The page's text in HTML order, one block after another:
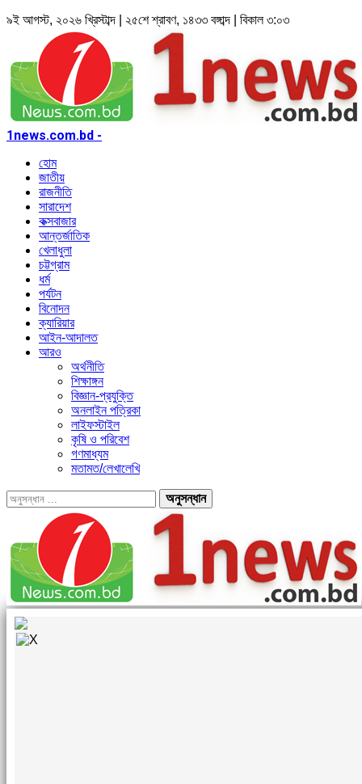
৯ই আগস্ট, ২০২৬ খ্রিস্টাব্দ | ২৫শে শ্রাবণ, ১৪৩৩ বঙ্গাব্দ | বিকাল ৩:০৩
1news.com.bd -
হোম
জাতীয়
রাজনীতি
সারাদেশ
কক্সবাজার
আন্তর্জাতিক
খেলাধুলা
চট্টগ্রাম
ধর্ম
পর্যটন
বিনোদন
ক্যারিয়ার
আইন-আদালত
আরও
অর্থনীতি
শিক্ষাঙ্গন
বিজ্ঞান-প্রযুক্তি
অনলাইন পত্রিকা
লাইফস্টাইল
কৃষি ও পরিবেশ
গণমাধ্যম
মতামত/লেখালেখি